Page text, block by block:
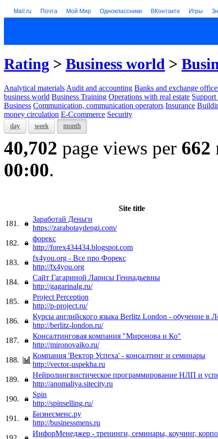
Mail.ru Почта Мой Мир Одноклассники ВКонтакте Игры
Rating > Business world >
Analytical materials Audit and accounting Banks and exchange
business world Business Training Operations with real estate Support
Business Communication, communication operators Insurance
money circulation E-Ccommerce Security
day week month
40,702 page views per 662
00:00.
Site title
181.
Заработай Деньги
https://zarabotaydengi.com/
182.
форекс
http://forex434434.blogspot.com
183.
fx4you.org - Все про Форекс
http://fx4you.org
184.
Сайт Гагариной Ларисы Геннадьевны
http://gagarinalg.ru/
185.
Project Perception
http://p-project.ru/
186.
Курсы английского языка Berlitz London - обучение в
http://berlitz-london.ru/
187.
Консалтинговая компания "Миронова и Ко"
http://mironovaiko.ru/
188.
Компания 'Вектор Успеха' - консалтинг и семинары
http://vector-uspekha.ru
189.
Нейролингвистическое программирование НЛП и
http://anomaliya.sitecity.ru
190.
Spin
http://spinselling.ru/
191.
Бизнесменс.ру
http://businessmens.ru
ИнфорМенеджер - тренинги, семинары, коучинг,